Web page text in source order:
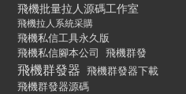
飛機批量拉人源碼工作室
飛機拉人系統采購
飛機私信工具永久版
飛機私信腳本公司
飛機群發
飛機群發器 飛機群發器下載
飛機群發器源碼